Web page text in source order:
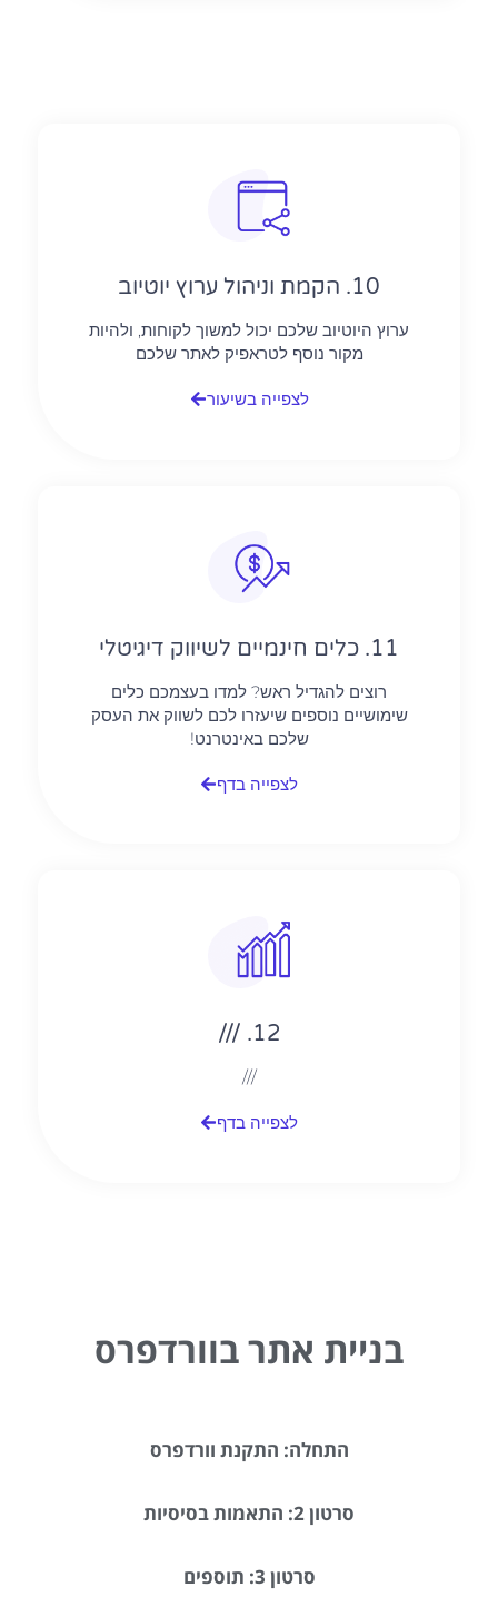
10. הקמת וניהול ערוץ יוטיוב
ערוץ היוטיוב שלכם יכול למשוך לקוחות, ולהיות
מקור נוסף לטראפיק לאתר שלכם
לצפייה בשיעור
11. כלים חינמיים לשיווק דיגיטלי
רוצים להגדיל ראש? למדו בעצמכם כלים
שימושיים נוספים שיעזרו לכם לשווק את העסק
שלכם באינטרנט!
לצפייה בדף
12. ///
///
לצפייה בדף
בניית אתר בוורדפרס
התחלה: התקנת וורדפרס
סרטון 2: התאמות בסיסיות
סרטון 3: תוספים